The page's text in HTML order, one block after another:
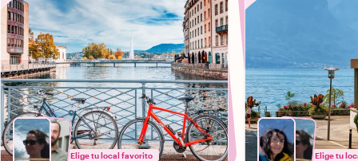
Elige tu local favorito Elige tu